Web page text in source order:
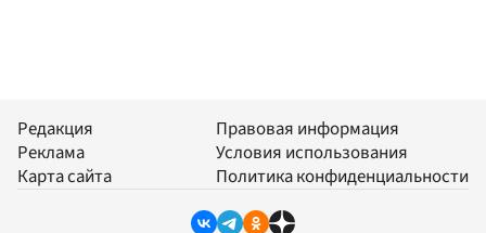
Редакция
Реклама
Карта сайта
Правовая информация
Условия использования
Политика конфиденциальности